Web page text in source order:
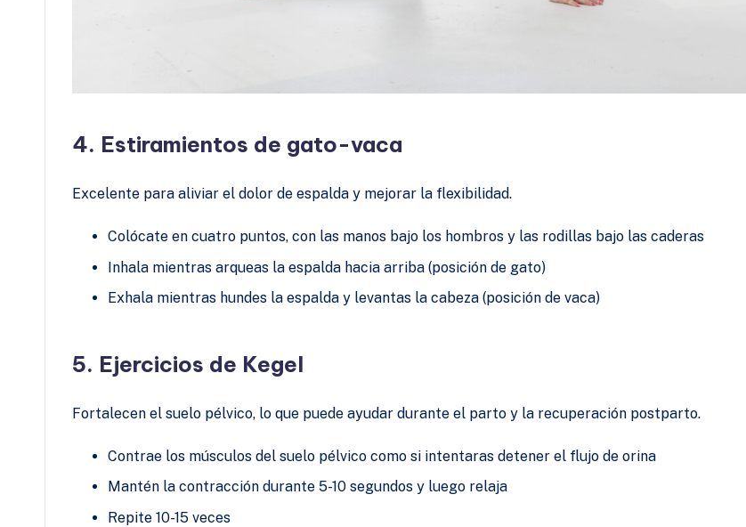
4. Estiramientos de gato-vaca
Excelente para aliviar el dolor de espalda y mejorar la flexibilidad.
Colócate en cuatro puntos, con las manos bajo los hombros y las rodillas bajo las caderas
Inhala mientras arqueas la espalda hacia arriba (posición de gato)
Exhala mientras hundes la espalda y levantas la cabeza (posición de vaca)
5. Ejercicios de Kegel
Fortalecen el suelo pélvico, lo que puede ayudar durante el parto y la recuperación postparto.
Contrae los músculos del suelo pélvico como si intentaras detener el flujo de orina
Mantén la contracción durante 5-10 segundos y luego relaja
Repite 10-15 veces